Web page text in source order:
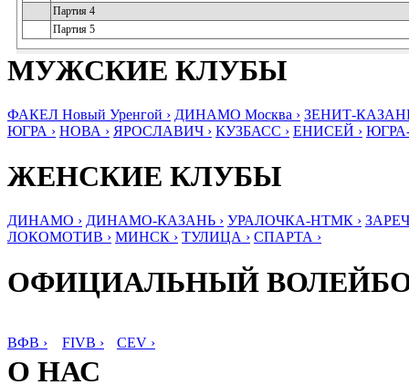
Партия 4
Партия 5
МУЖСКИЕ КЛУБЫ
ФАКЕЛ Новый Уренгой › ДИНАМО Москва › ЗЕНИТ-
ЮГРА › НОВА › ЯРОСЛАВИЧ › КУЗБАСС › ЕНИСЕЙ ›
ЖЕНСКИЕ КЛУБЫ
ДИНАМО › ДИНАМО-КАЗАНЬ › УРАЛОЧКА-НТМК ›
ЛОКОМОТИВ › МИНСК › ТУЛИЦА › СПАРТА ›
ОФИЦИАЛЬНЫЙ
ВФВ › FIVB › CEV ›
О НАС